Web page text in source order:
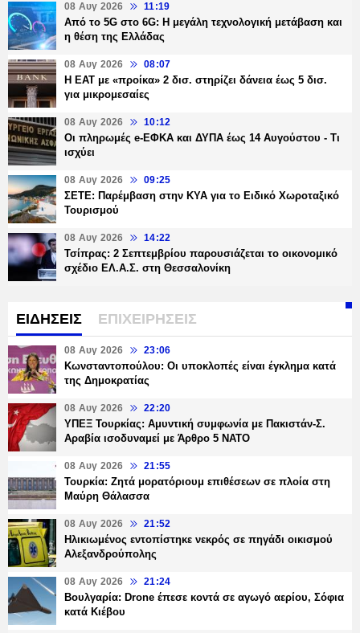
08 Αυγ 2026 11:19
Από το 5G στο 6G: Η μεγάλη τεχνολογική μετάβαση και
η θέση της Ελλάδας
08 Αυγ 2026 08:07
Η ΕΑΤ με «προίκα» 2 δισ. στηρίζει δάνεια έως 5 δισ.
για μικρομεσαίες
08 Αυγ 2026 10:12
Οι πληρωμές e-ΕΦΚΑ και ΔΥΠΑ έως 14 Αυγούστου - Τι
ισχύει
08 Αυγ 2026 09:25
ΣΕΤΕ: Παρέμβαση στην ΚΥΑ για το Ειδικό Χωροταξικό
Τουρισμού
08 Αυγ 2026 14:22
Τσίπρας: 2 Σεπτεμβρίου παρουσιάζεται το οικονομικό
σχέδιο ΕΛ.Α.Σ. στη Θεσσαλονίκη
ΕΙΔΗΣΕΙΣ ΕΠΙΧΕΙΡΗΣΕΙΣ
08 Αυγ 2026 23:06
Κωνσταντοπούλου: Οι υποκλοπές είναι έγκλημα κατά
της Δημοκρατίας
08 Αυγ 2026 22:20
ΥΠΕΞ Τουρκίας: Αμυντική συμφωνία με Πακιστάν-Σ.
Αραβία ισοδυναμεί με Άρθρο 5 NATO
08 Αυγ 2026 21:55
Τουρκία: Ζητά μορατόριουμ επιθέσεων σε πλοία στη
Μαύρη Θάλασσα
08 Αυγ 2026 21:52
Ηλικιωμένος εντοπίστηκε νεκρός σε πηγάδι οικισμού
Αλεξανδρούπολης
08 Αυγ 2026 21:24
Βουλγαρία: Drone έπεσε κοντά σε αγωγό αερίου, Σόφια
κατά Κιέβου